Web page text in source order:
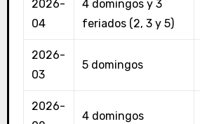
2026-
04
4 domingos y 3
feriados (2, 3 y 5)
2026-
03
5 domingos
2026-
4 domingos